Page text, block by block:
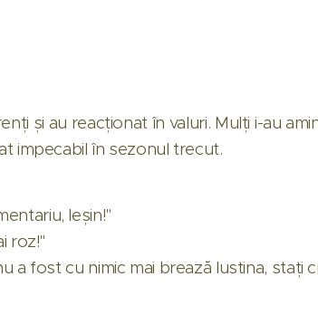
și au reacționat în valuri. Mulți i-au
impecabil în sezonul trecut.
leșin!"
roz!"
a fost cu nimic mai brează Iustina, stați
de oală